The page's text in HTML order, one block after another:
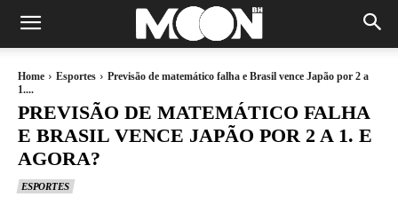
Home Esportes
Previsão de matemático falha e Brasil vence Japão por 2 a
1....
PREVISÃO DE MATEMÁTICO FALHA
E BRASIL VENCE JAPÃO POR 2 A 1. E
AGORA?
ESPORTES